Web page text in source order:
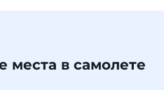
в самолете